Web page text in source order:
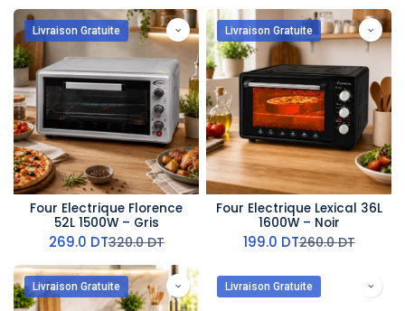
Livraison Gratuite
Four Electrique Florence
52L 1500W – Gris
269.0 DT320.0DT
Livraison Gratuite
Four Electrique Lexical 36L
1600W – Noir
199.0 DT260.0DT
Livraison Gratuite Livraison Gratuite